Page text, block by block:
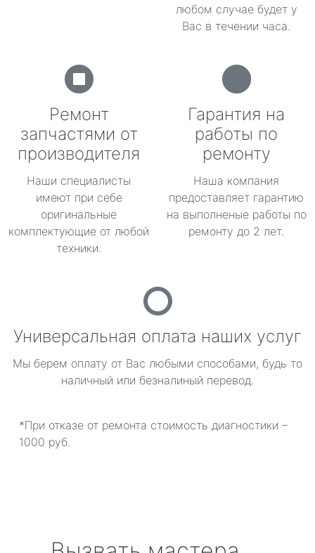
любом случае будет у
Вас в течении часа.
Ремонт
запчастями от
производителя
Наши специалисты
имеют при себе
оригинальные
комплектующие от любой
техники.
Гарантия на
работы по
ремонту
Наша компания
предоставляет гарантию
на выполненые работы по
ремонту до 2 лет.
Универсальная оплата наших услуг
Мы берем оплату от Вас любыми способами, будь то
наличный или безналиный перевод.
*При отказе от ремонта стоимость диагностики –
1000 руб.